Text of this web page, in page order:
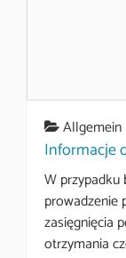
Allgemein
Informacje
W
prowadzenie
zasięgnięcia
otrzymania